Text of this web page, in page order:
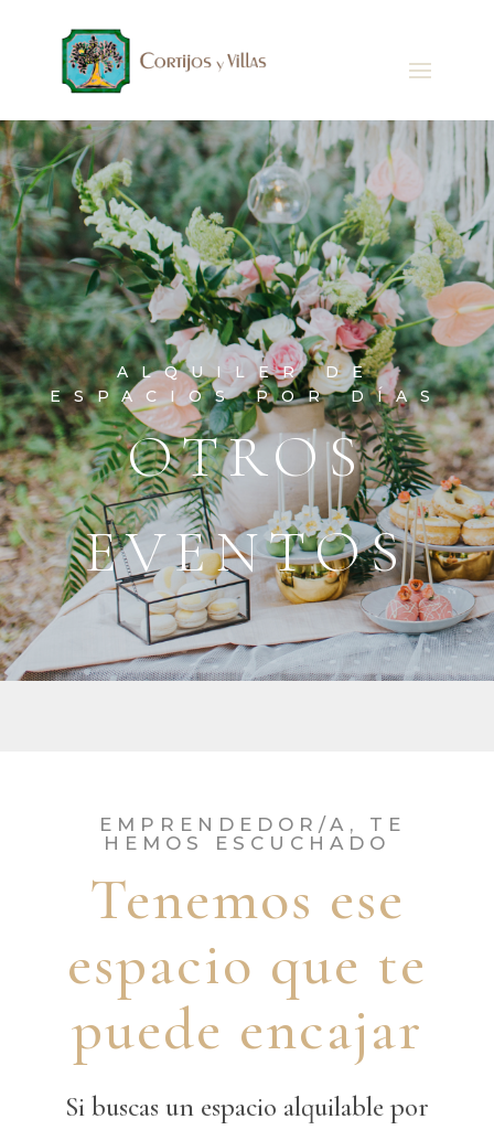
ALQUILER DE
ESPACIOS POR DÍAS
OTROS
EVENTOS
EMPRENDEDOR/A, TE
HEMOS ESCUCHADO
Tenemos ese
espacio que te
puede encajar
Si buscas un espacio alquilable por